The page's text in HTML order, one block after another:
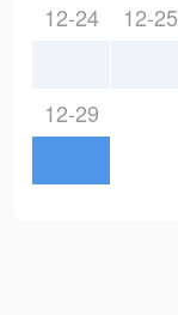
12-24 12-25
12-29